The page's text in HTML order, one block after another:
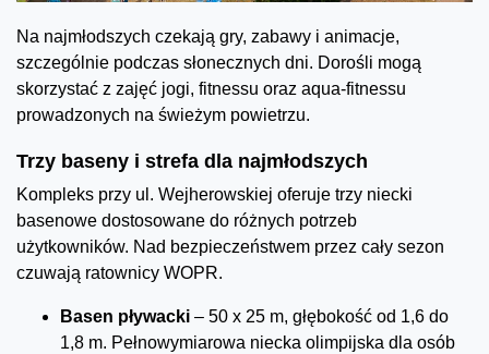
Na najmłodszych czekają gry, zabawy i animacje,
szczególnie podczas słonecznych dni. Dorośli mogą
skorzystać z zajęć jogi, fitnessu oraz aqua-fitnessu
prowadzonych na świeżym powietrzu.
Trzy baseny i strefa dla najmłodszych
Kompleks przy ul. Wejherowskiej oferuje trzy niecki
basenowe dostosowane do różnych potrzeb
użytkowników. Nad bezpieczeństwem przez cały sezon
czuwają ratownicy WOPR.
Basen pływacki – 50 x 25 m, głębokość od 1,6 do
1,8 m. Pełnowymiarowa niecka olimpijska dla osób